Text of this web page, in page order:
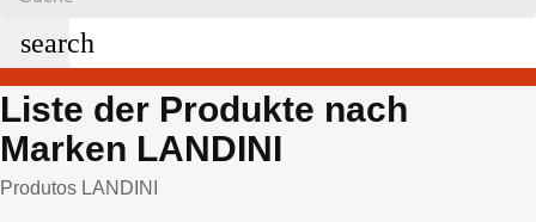
search
Liste der Produkte nach
Marken LANDINI
Produtos LANDINI